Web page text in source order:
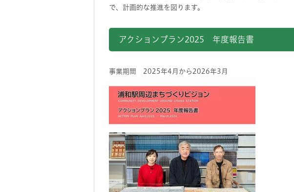
で、計画的な推進を図ります。
アクションプラン2025 年度報告書
事業期間 2025年4月から2026年3月